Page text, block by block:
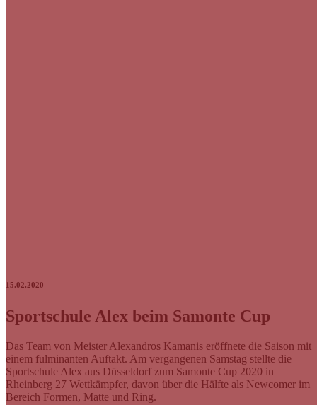
15.02.2020
Sportschule Alex beim Samonte Cup
Das Team von Meister Alexandros Kamanis eröffnete die Saison mit
einem fulminanten Auftakt. Am vergangenen Samstag stellte die
Sportschule Alex aus Düsseldorf zum Samonte Cup 2020 in
Rheinberg 27 Wettkämpfer, davon über die Hälfte als Newcomer im
Bereich Formen, Matte und Ring.